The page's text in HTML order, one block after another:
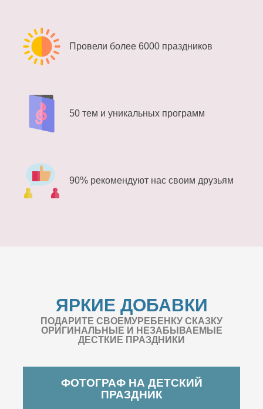
Провели более 6000 праздников
50 тем и уникальных программ
90% рекомендуют нас своим друзьям
ЯРКИЕ ДОБАВКИ
ПОДАРИТЕ СВОЕМУРЕБЕНКУ СКАЗКУ
ОРИГИНАЛЬНЫЕ И НЕЗАБЫВАЕМЫЕ
ДЕСТКИЕ ПРАЗДНИКИ
ФОТОГРАФ НА ДЕТСКИЙ
ПРАЗДНИК